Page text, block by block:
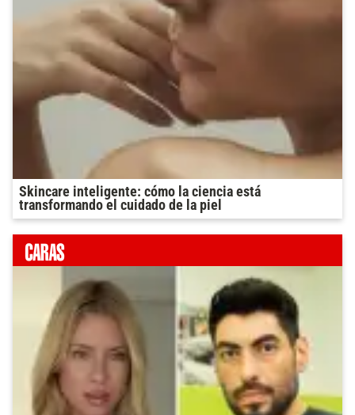
Skincare inteligente: cómo la ciencia está
transformando el cuidado de la piel